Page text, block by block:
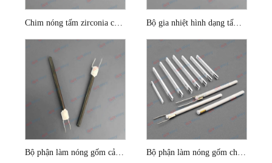
Chim nóng tấm zirconia cho cảm biến oxy Bộ gia nhiệt hình dạng tấm cho cảm biến Lambda
Bộ phận làm nóng gốm cảm biến oxy 1ohm Silicon Nitride Bộ phận làm nóng gốm cho cảm biến oxy ô tô